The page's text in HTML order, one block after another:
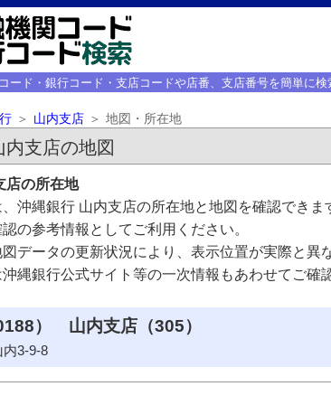
ード・銀行コード・支店コードや店番、支店番号を簡単に検
山内支店 地図・所在地
支店の地図
店の所在地
沖縄銀行 山内支店の所在地と地図を確認でき
の参考情報としてご利用ください。
データの更新状況により、表示位置が実際と異
縄銀行公式サイト等の一次情報もあわせてご確
） 山内支店（305）
3-9-8